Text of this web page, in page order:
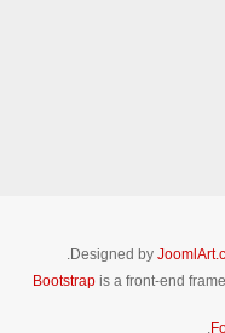
.
Bootstrap is a front-end
.